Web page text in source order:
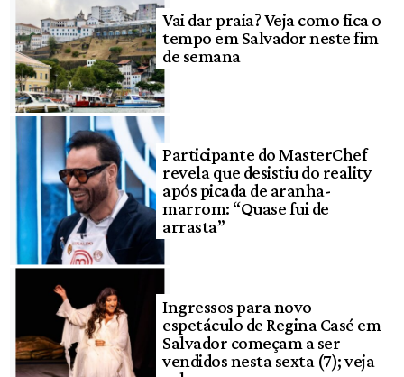
Vai dar praia? Veja como fica o
tempo em Salvador neste fim
de semana
Participante do MasterChef
revela que desistiu do reality
após picada de aranha-
marrom: “Quase fui de
arrasta”
Ingressos para novo
espetáculo de Regina Casé em
Salvador começam a ser
vendidos nesta sexta (7); veja